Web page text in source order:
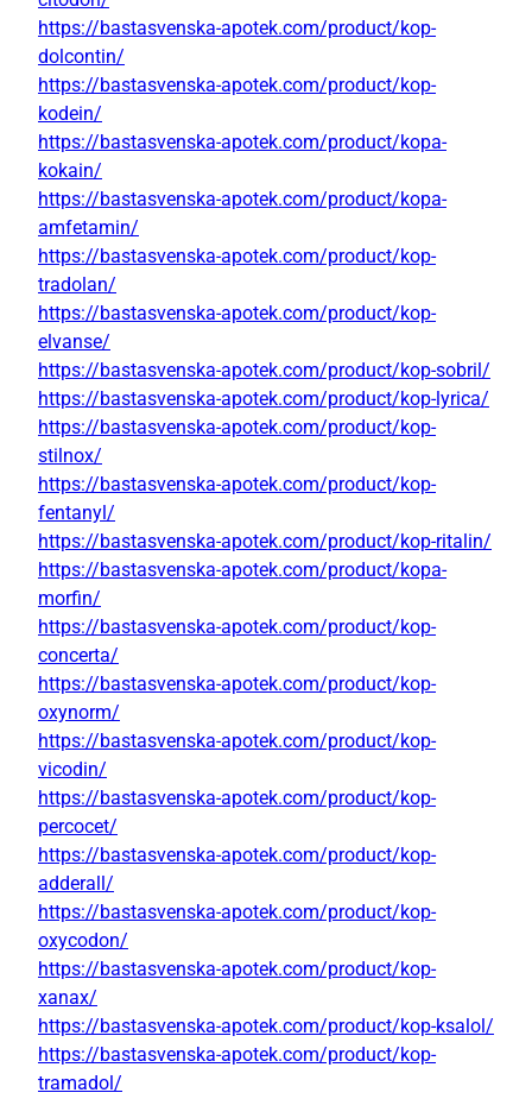
https://bastasvenska-apotek.com/product/kop-
dolcontin/
https://bastasvenska-apotek.com/product/kop-
kodein/
https://bastasvenska-apotek.com/product/kopa-
kokain/
https://bastasvenska-apotek.com/product/kopa-
amfetamin/
https://bastasvenska-apotek.com/product/kop-
tradolan/
https://bastasvenska-apotek.com/product/kop-
elvanse/
https://bastasvenska-apotek.com/product/kop-sobril/
https://bastasvenska-apotek.com/product/kop-lyrica/
https://bastasvenska-apotek.com/product/kop-
stilnox/
https://bastasvenska-apotek.com/product/kop-
fentanyl/
https://bastasvenska-apotek.com/product/kop-ritalin/
https://bastasvenska-apotek.com/product/kopa-
morfin/
https://bastasvenska-apotek.com/product/kop-
concerta/
https://bastasvenska-apotek.com/product/kop-
oxynorm/
https://bastasvenska-apotek.com/product/kop-
vicodin/
https://bastasvenska-apotek.com/product/kop-
percocet/
https://bastasvenska-apotek.com/product/kop-
adderall/
https://bastasvenska-apotek.com/product/kop-
oxycodon/
https://bastasvenska-apotek.com/product/kop-
xanax/
https://bastasvenska-apotek.com/product/kop-ksalol/
https://bastasvenska-apotek.com/product/kop-
tramadol/